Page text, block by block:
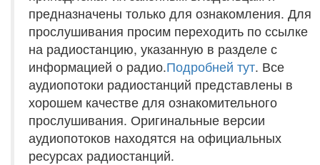
предназначены только для ознакомления. Для
прослушивания просим переходить по ссылке
на радиостанцию, указанную в разделе с
информацией о радио.Подробней тут. Все
аудиопотоки радиостанций представлены в
хорошем качестве для ознакомительного
прослушивания. Оригинальные версии
аудиопотоков находятся на официальных
ресурсах радиостанций.